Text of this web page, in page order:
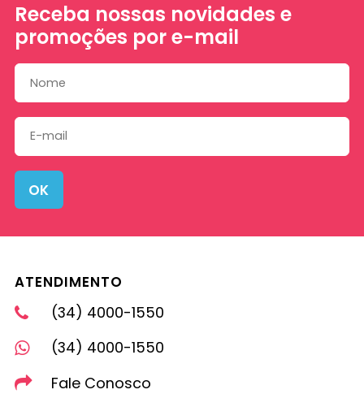
Receba nossas novidades e
promoções por e-mail
OK
ATENDIMENTO
(34) 4000-1550
(34) 4000-1550
Fale Conosco